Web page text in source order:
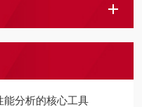
能分析的核心工具